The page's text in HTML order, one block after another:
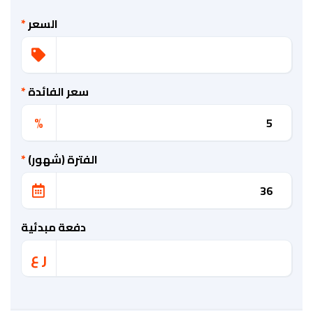
السعر*
سعر الفائدة*
%
الفترة (شهور)*
دفعة مبدئية
ر ع